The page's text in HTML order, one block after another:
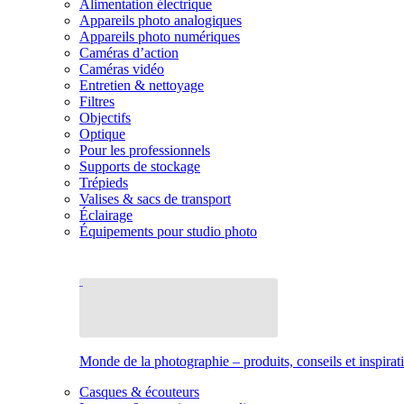
Alimentation électrique
Appareils photo analogiques
Appareils photo numériques
Caméras d’action
Caméras vidéo
Entretien & nettoyage
Filtres
Objectifs
Optique
Pour les professionnels
Supports de stockage
Trépieds
Valises & sacs de transport
Éclairage
Équipements pour studio photo
Monde de la photographie – produits, conseils et
Casques & écouteurs